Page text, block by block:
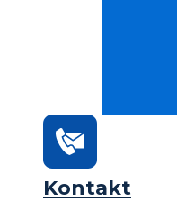
Kontakt